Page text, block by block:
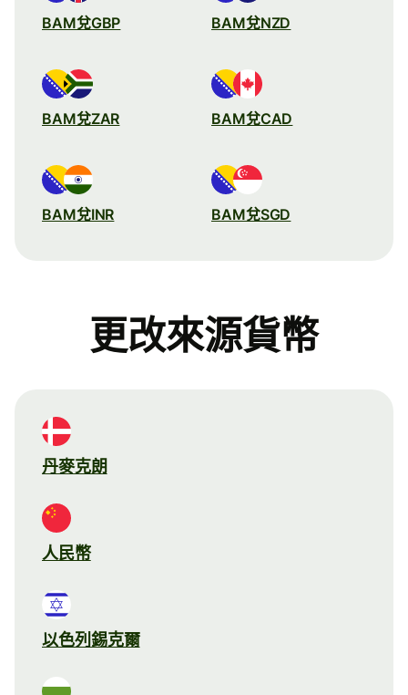
BAM兌GBP BAM兌NZD
BAM兌ZAR BAM兌CAD
BAM兌INR BAM兌SGD
更改來源貨幣
丹麥克朗
人民幣
以色列錫克爾